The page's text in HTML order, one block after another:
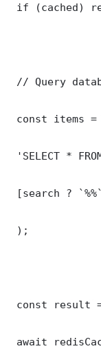
if (cached)
// Query
const items =
'SELECT *
[search ?
);
const result
await